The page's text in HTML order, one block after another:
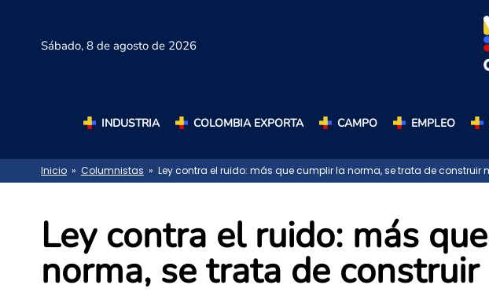
Sábado, 8 de agosto de 2026
INDUSTRIA COLOMBIA EXPORTA CAMPO EMPLEO
Inicio » Columnistas » Ley contra el ruido: más que cumplir la norma, se trata de construir
Ley contra el ruido: más
norma, se trata de